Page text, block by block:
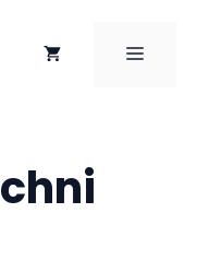
MENU